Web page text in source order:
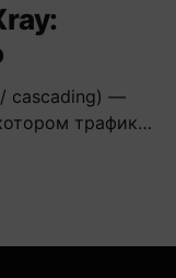
/ cascading) —
трафик